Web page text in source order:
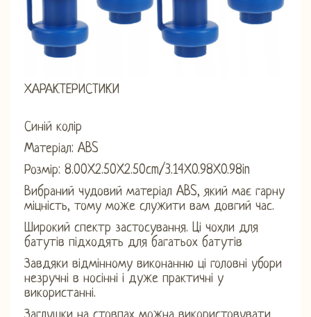
ХАРАКТЕРИСТИКИ
Синій колір
Матеріал: ABS
Розмір: 8.00X2.50X2.50cm/3.14X0.98X0.98in
Вибраний чудовий матеріал ABS, який має гарну
міцність, тому може служити вам довгий час.
Широкий спектр застосування. Ці чохли для
батутів підходять для багатьох батутів
Завдяки відмінному виконанню ці головні убори
незручні в носінні і дуже практичні у
використанні.